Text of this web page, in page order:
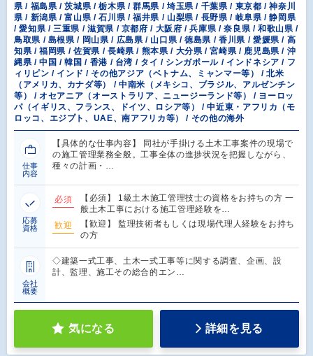
県 / 福島県 / 茨城県 / 栃木県 / 群馬県 / 埼玉県 / 千葉県 / 東京都 / 神奈川
県 / 新潟県 / 富山県 / 石川県 / 福井県 / 山梨県 / 長野県 / 岐阜県 / 静岡県
/ 愛知県 / 三重県 / 滋賀県 / 京都府 / 大阪府 / 兵庫県 / 奈良県 / 和歌山県 /
鳥取県 / 島根県 / 岡山県 / 広島県 / 山口県 / 徳島県 / 香川県 / 愛媛県 / 高
知県 / 福岡県 / 佐賀県 / 長崎県 / 熊本県 / 大分県 / 宮崎県 / 鹿児島県 / 沖
縄県 / 中国 / 韓国 / 香港 / 台湾 / タイ / シンガポール / インドネシア / フ
ィリピン / インド / その他アジア（ベトナム、ミャンマー等） / 北米
（アメリカ、カナダ等） / 中南米（メキシコ、ブラジル、アルゼンチン
等） / オセアニア（オーストラリア、ニュージーランド等） / ヨーロッ
パ（イギリス、フランス、ドイツ、ロシア等） / 中近東・アフリカ（モ
ロッコ、エジプト、UAE、南アフリカ等） / その他の海外
仕事
内容
【具体的な仕事内容】 同社が手掛ける土木工事案件の現場で
の施工管理業務全般。工事全体の進捗状況を把握しながら、
種々の計画・…
応募
資格
必須
【必須】 1級土木施工管理技士の資格をお持ちの方 一
般土木工事における施工管理経験を…
歓迎
【歓迎】 監理技術者もしくは現場代理人経験をお持ち
の方
会社
概要
◇建築一式工事、土木一式工事等に関する調査、企画、設
計、監理、施工その総合的エン…
気になる 詳細を見る